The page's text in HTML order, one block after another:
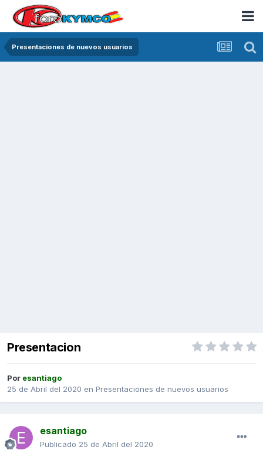
Presentaciones de nuevos usuarios
Presentacion
Por esantiago
25 de Abril del 2020 en Presentaciones de nuevos usuarios
esantiago
Publicado 25 de Abril del 2020